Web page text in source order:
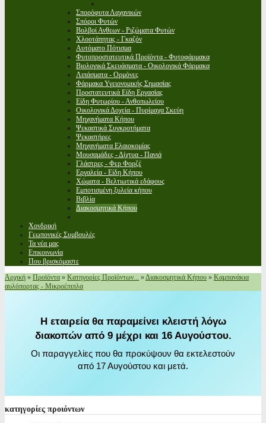
Σπορόφυτα Λαχανικών
Σπόροι Φυτών
Βολβοί Ανθεων - Ριζώματα Φυτών
Χλοοτάπητας - Γκαζόν
Αυτόματο Πότισμα
Φυτοπροστατευτικά Προϊόντα - Φυτοφάρμακα
Βιολογικά Σκευάσματα - Οικολογικά Φάρμακα
Λιπάσματα - Ορμόνες
Φάρμακα Υγειονομικής Σημασίας
Προστατευτικά Είδη Εργασίας
Είδη Φυτωρίου - Ανθοπωλείου
Οικολογικά Δοχεία - Πυρίμαχα Σκεύη
Μηχανήματα Κήπου
Ψεκαστικά Συγκροτήματα
Ψεκαστήρες
Μηχανήματα Ελαιοκομίας
Μουσαμάδες - Δίχτυα - Πανιά
Γλάστρες - Φερ Φορζέ
Εργαλεία - Είδη Κήπου
Χώματα - Βελτιωτικά εδάφους
Εμποτισμένη ξυλεία κήπου
Βιβλία
Διακοσμητικά Κήπου
Χονδρική
Γεωπονικές Συμβουλές
Τα νέα μας
Επικοινωνία
Που βρισκόμαστε
Αρχική » Προϊόντα » Κατηγορίες Προϊόντων... »Διακοσμητικά Κήπου » Καμπανάκια
αυλόπορτας - Μικροέπιπλα
Η εταιρεία θα παραμείνει κλειστή λόγω
διακοπών από 9 μέχρι και 16 Αυγούστου.
Οι παραγγελίες που θα προκύψουν θα εκτελεστούν
από 17 Αυγούστου και μετά.
κατηγορίες προιόντων